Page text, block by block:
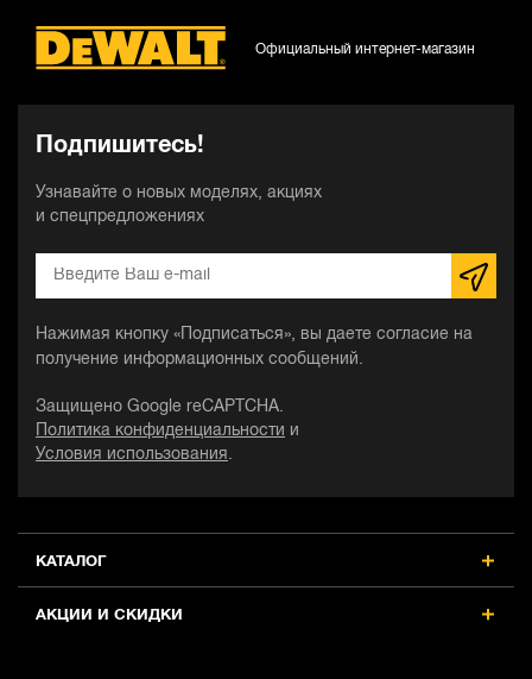
КАТАЛОГ
АКЦИИ И СКИДКИ
Подпишитесь!
Узнавайте о новых моделях, акциях
и спецпредложениях
Нажимая кнопку «Подписаться», вы даете согласие на
получение информационных сообщений.
Защищено Google reCAPTCHA.
Политика конфиденциальности
и
Условия использования .
Официальный интернет-магазин